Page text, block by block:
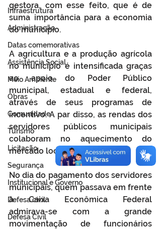
Infraestrutura
Administração
Datas comemorativas
Assistência Social
Meio Ambiente
Obras
Comunidade
Turismo
Licitação
Segurança
Institucional e Governo
Defesa cívil
Defesa Civil
gestora, com esse feito, que é de
suma importância para a economia
do município.
A agricultura e a produção agrícola
no município é intensificada graças
ao apoio do Poder Público
municipal, estadual e federal,
através de seus programas de
incentivo. A par disso, as rendas dos
servidores públicos municipais
colaboram no aquecimento do
mercado local.
No dia do pagamento dos servidores
municipais, quem passava em frente
à Caixa Econômica Federal
admirava-se com a grande
movimentação de funcionários